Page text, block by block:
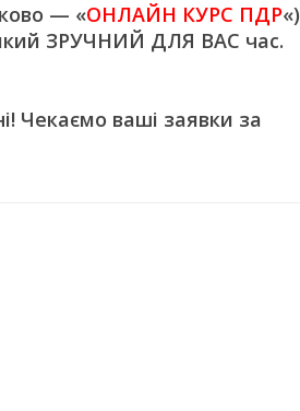
— «ОНЛАЙН КУРС ПДР«)
ЗРУЧНИЙ ДЛЯ ВАС час.
Чекаємо ваші заявки за